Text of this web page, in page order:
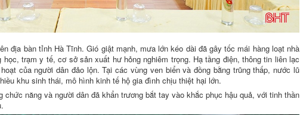
địa bàn tỉnh Hà Tĩnh. Gió giật mạnh, mưa lớn kéo dài đã gây tốc mái hàng loạt nhà
trạm y tế, cơ sở sản xuất hư hỏng nghiêm trọng. Hạ tầng điện, thông tin liên lạc
của người dân đảo lộn. Tại các vùng ven biển và đồng bằng trũng thấp, nước lũ
khu sinh thái, mô hình kinh tế hộ gia đình chịu thiệt hại lớn.
năng và người dân đã khẩn trương bắt tay vào khắc phục hậu quả, với tinh thần